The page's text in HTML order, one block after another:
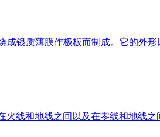
银质薄膜作极板而制成。它的外
线和地线之间以及在零线和地线